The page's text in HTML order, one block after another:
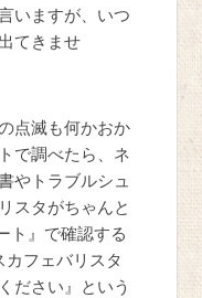
いますが、いつ
てきませ
点滅も何かおか
で調べたら、ネ
やトラブルシュ
スタがちゃんと
ト』で確認する
カフェバリスタ
ださい』という